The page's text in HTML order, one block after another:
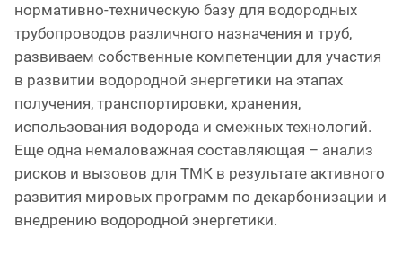
нормативно-техническую базу для водородных
трубопроводов различного назначения и труб,
развиваем собственные компетенции для участия
в развитии водородной энергетики на этапах
получения, транспортировки, хранения,
использования водорода и смежных технологий.
Еще одна немаловажная составляющая – анализ
рисков и вызовов для ТМК в результате активного
развития мировых программ по декарбонизации и
внедрению водородной энергетики.